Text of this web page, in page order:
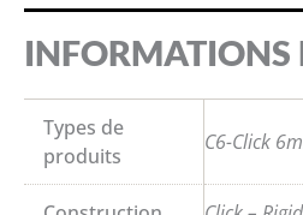
INFORMATIONS
Types de
produits
C6-Click